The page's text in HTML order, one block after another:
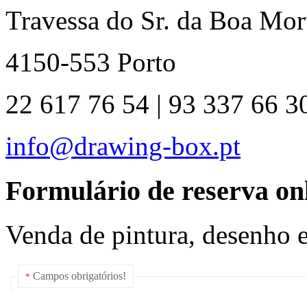
Travessa do Sr. da Boa
4150-553 Porto
22 617 76 54 | 93 337 66
info@drawing-box.pt
Formulário de reserva
Venda de pintura,
* Campos obrigatórios!